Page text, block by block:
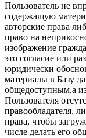
Пользователь не
содержащую
авторские права
право на
изображение
это согласие или
юридически
материалы в Базу
общедоступным.а
Пользователя
правообладателя,
права, чтобы
числе делать его